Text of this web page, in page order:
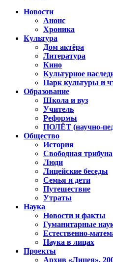
Новости
Анонс
Хроника
Культура
Дом актёра
Литература
Кино
Культурное
Парк культуры и
Образование
Школа и вуз
Учитель
Реформы
ПОЛЁТ (научно-
Общество
История
Свободная трибуна
Люди
Лицейские беседы
Семья и дети
Путешествие
Утраты
Наука
Новости и факты
Гуманитарные
Естественно-
Наука в лицах
Проекты
Архив «Лицея».